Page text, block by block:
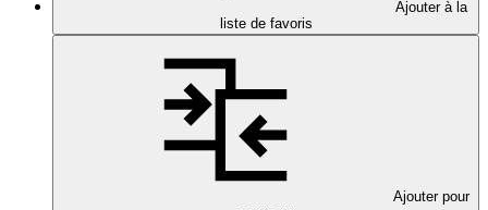
Ajouter à la
liste de favoris
Ajouter pour